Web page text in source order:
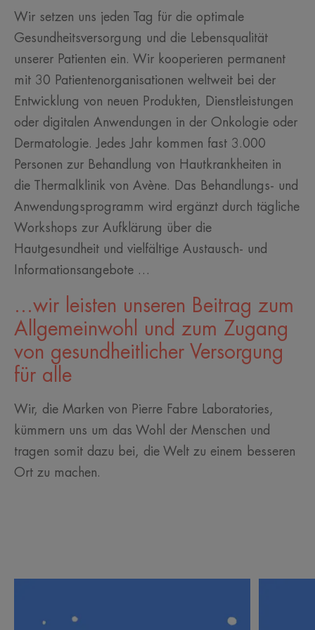
Wir setzen uns jeden Tag für die optimale
Gesundheitsversorgung und die Lebensqualität
unserer Patienten ein. Wir kooperieren permanent
mit 30 Patientenorganisationen weltweit bei der
Entwicklung von neuen Produkten, Dienstleistungen
oder digitalen Anwendungen in der Onkologie oder
Dermatologie. Jedes Jahr kommen fast 3.000
Personen zur Behandlung von Hautkrankheiten in
die Thermalklinik von Avène. Das Behandlungs- und
Anwendungsprogramm wird ergänzt durch tägliche
Workshops zur Aufklärung über die
Hautgesundheit und vielfältige Austausch- und
Informationsangebote …
...wir leisten unseren Beitrag zum
Allgemeinwohl und zum Zugang
von gesundheitlicher Versorgung
für alle
Wir, die Marken von Pierre Fabre Laboratories,
kümmern uns um das Wohl der Menschen und
tragen somit dazu bei, die Welt zu einem besseren
Ort zu machen.